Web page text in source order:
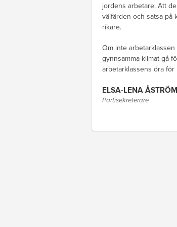
jordens arbetare. Att
välfärden och satsa på
rikare.
Om inte
gynnsamma klimat gå
arbetarklassens öra för
ELSA-LENA ÅSTRÖM
Partisekreterare